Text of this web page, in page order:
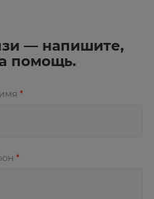
— напишите,
помощь.
*
*